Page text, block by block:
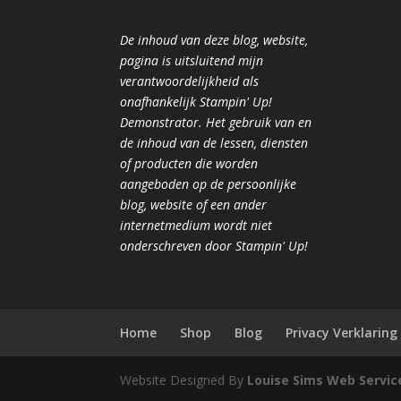
De inhoud van deze blog, website,
pagina is uitsluitend mijn
verantwoordelijkheid als
onafhankelijk Stampin' Up!
Demonstrator. Het gebruik van en
de inhoud van de lessen, diensten
of producten die worden
aangeboden op de persoonlijke
blog, website of een ander
internetmedium wordt niet
onderschreven door Stampin' Up!
Home Shop Blog Privacy Verklaring
Website Designed By Louise Sims Web